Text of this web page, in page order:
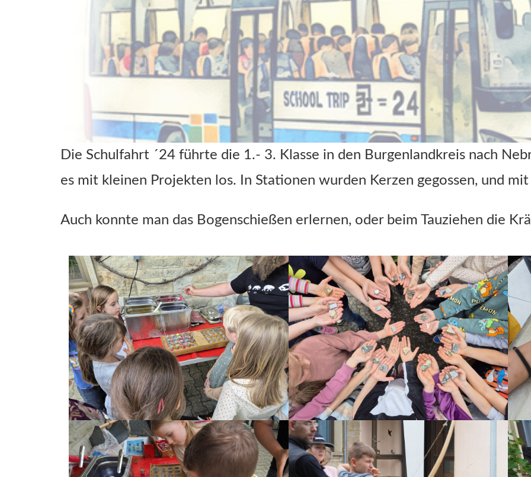
Die Schulfahrt ´24 führte die 1.- 3. Klasse in den Burgenlandkreis nach
es mit kleinen Projekten los. In Stationen wurden Kerzen gegossen, und
Auch konnte man das Bogenschießen erlernen, oder beim Tauziehen die